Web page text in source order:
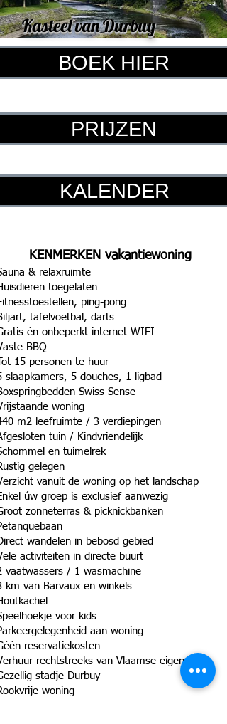
Kasteel van Durbuy
BOEK HIER
PRIJZEN
BESCHIKBAARHEID
KALENDER
KENMERKEN vakantiewoning
& relaxruimte
toegelaten
ping-pong
tafelvoetbal, darts
én onbeperkt internet WIFI
BBQ
15 personen te huur
slaapkamers, 5 douches, 1 ligbad
Swiss Sense
woning
m2 leefruimte / 3 verdiepingen
tuin / Kindvriendelijk
en tuimelrek
gelegen
vanuit de woning op het landschap
úw groep is exclusief aanwezig
zonneterras & picknickbanken
wandelen in bebosd gebied
activiteiten in directe buurt
vaatwassers / 1 wasmachine
km van Barvaux en winkels
voor kids
aan woning
reservatiekosten
rechtstreeks van Vlaamse eigenaar
stadje Durbuy
woning